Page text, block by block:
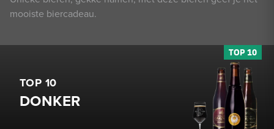
mooiste biercadeau.
TOP 10
DONKER